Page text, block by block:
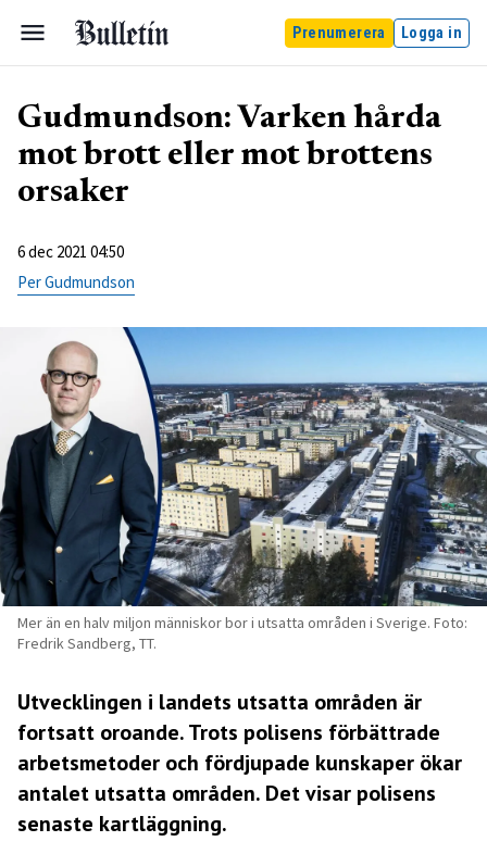
Prenumerera Logga in
Gudmundson: Varken hårda
mot brott eller mot brottens
orsaker
6 dec 2021 04:50
Per Gudmundson
Mer än en halv miljon människor bor i utsatta områden i Sverige. Foto:
Fredrik Sandberg, TT.
Utvecklingen i landets utsatta områden är
fortsatt oroande. Trots polisens förbättrade
arbetsmetoder och fördjupade kunskaper ökar
antalet utsatta områden. Det visar polisens
senaste kartläggning.